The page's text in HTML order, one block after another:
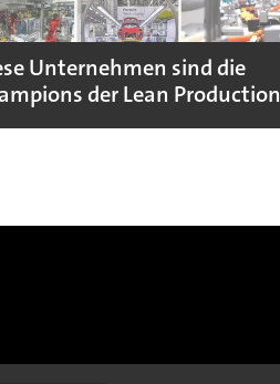
Unternehmen sind die
der Lean Production